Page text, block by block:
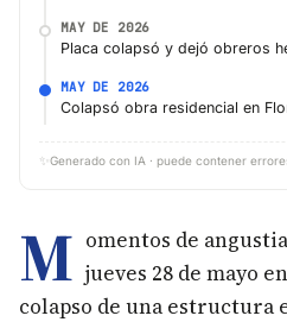
MAY DE 2026
Placa colapsó y dejó obreros
MAY DE 2026
Colapsó obra residencial en
✨ Generado con IA · puede contener
M omentos de
jueves 28 de mayo
colapso de una estructura